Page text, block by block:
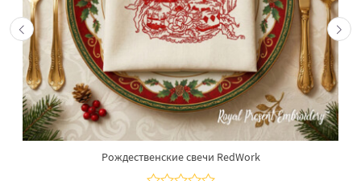
Рождественские свечи RedWork